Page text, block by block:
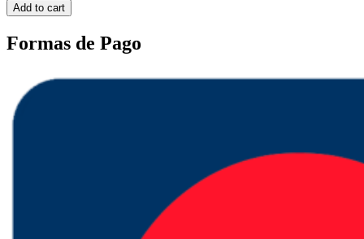
Add to cart
Formas de Pago